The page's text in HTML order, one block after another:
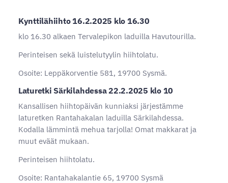
Kynttilähiihto16.2.2025 klo 16.30
klo 16.30 alkaen Tervalepikon laduilla Havutourilla.
Perinteisen sekä luistelutyylin hiihtolatu.
Osoite: Leppäkorventie 581, 19700 Sysmä.
Laturetki Särkilahdessa 22.2.2025 klo 10
Kansallisen hiihtopäivän kunniaksi järjestämme
laturetken Rantahakalan laduilla Särkilahdessa.
Kodalla lämmintä mehua tarjolla! Omat makkarat ja
muut eväät mukaan.
Perinteisen hiihtolatu.
Osoite: Rantahakalantie 65, 19700 Sysmä